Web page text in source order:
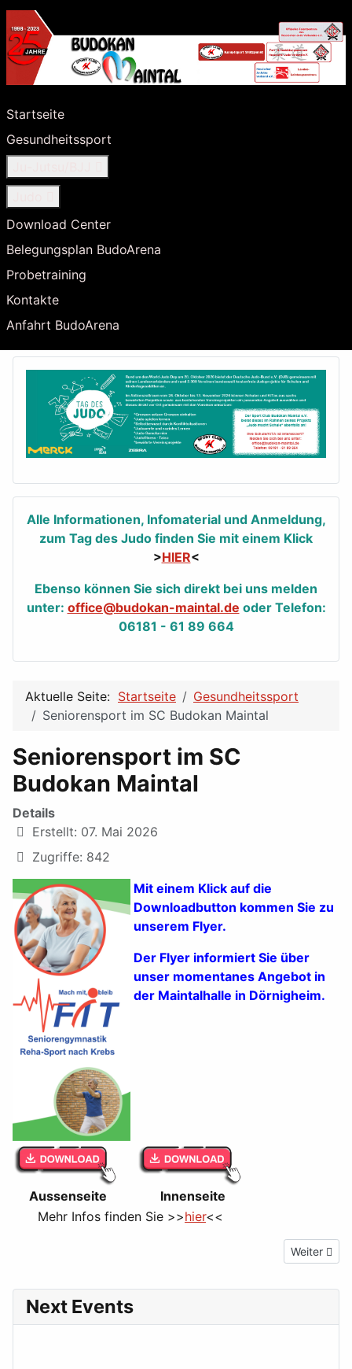
Startseite
Gesundheitssport
Download Center
Belegungsplan BudoArena
Probetraining
Kontakte
Anfahrt BudoArena
Alle Informationen, Infomaterial und Anmeldung,
zum Tag des Judo finden Sie mit einem Klick
>HIER<
Ebenso können Sie sich direkt bei uns melden
unter: office@budokan-maintal.de oder Telefon:
06181 - 61 89 664
Aktuelle Seite: Startseite
Gesundheitssport
Seniorensport im SC Budokan Maintal
Seniorensport im SC
Budokan Maintal
Details
Erstellt: 07. Mai 2026
Zugriffe: 842
Mit einem Klick auf die
Downloadbutton kommen Sie zu
unserem Flyer.
Der Flyer informiert Sie über
unser momentanes Angebot in
der Maintalhalle in Dörnigheim.
Aussenseite
Innenseite
Mehr Infos finden Sie >>hier<<
Nächster
Weiter
Next Events